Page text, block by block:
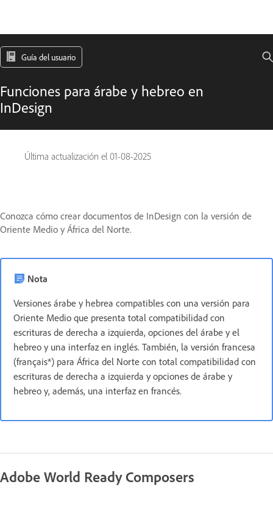
Guía del usuario
Funciones para árabe y hebreo en
InDesign
Última actualización el 01-08-2025
Conozca cómo crear documentos de InDesign con la versión de
Oriente Medio y África del Norte.
Nota
Versiones árabe y hebrea compatibles con una versión para
Oriente Medio que presenta total compatibilidad con
escrituras de derecha a izquierda, opciones del árabe y el
hebreo y una interfaz en inglés. También, la versión francesa
(français*) para África del Norte con total compatibilidad con
escrituras de derecha a izquierda y opciones de árabe y
hebreo y, además, una interfaz en francés.
Adobe World Ready Composers